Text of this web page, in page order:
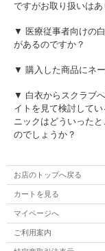
ですがお取り扱いはあ
▼ 医療従事者向けの
があるのですか？
▼ 購入した商品にネ
▼ 白衣からスクラブ
イトを見て検討して
ニックはどういった
のでしょうか？
お店のトップへ戻る
カートを見る
マイページへ
ご利用案内